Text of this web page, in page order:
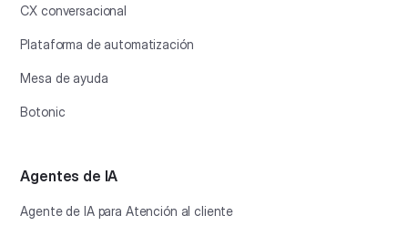
CX conversacional
Plataforma de automatización
Mesa de ayuda
Botonic
Agentes de IA
Agente de IA para Atención al cliente